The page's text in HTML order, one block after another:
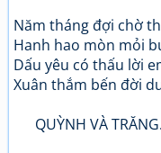
Năm tháng đợi chờ
Hanh hao mòn mỏi
Dấu yêu có thấu lời
Xuân thắm bến đời
QUỲNH VÀ TRĂNG.